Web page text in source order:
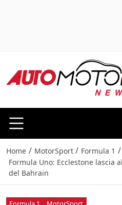
Home / MotorSport / Formula 1 /
Formula Uno: Ecclestone lascia
del Bahrain